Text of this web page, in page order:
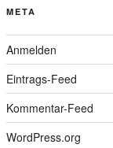
META
Anmelden
Eintrags-Feed
Kommentar-Feed
WordPress.org